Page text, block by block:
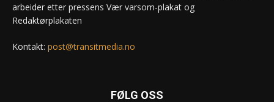
arbeider etter pressens Vær varsom-plakat og
Redaktørplakaten
Kontakt: post@transitmedia.no
FØLG OSS